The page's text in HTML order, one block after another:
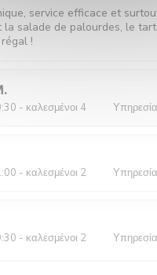
service efficace et
la salade de palourdes, le
!
- καλεσμένοι 4 Υπηρεσία
- καλεσμένοι 2 Υπηρεσία
- καλεσμένοι 2 Υπηρεσία